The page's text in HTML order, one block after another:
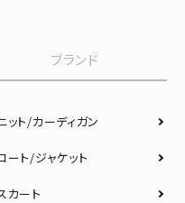
ブランド
ット/カーディガン
ート/ジャケット
カート